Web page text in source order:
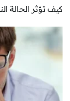
كيف تؤثر الحالة